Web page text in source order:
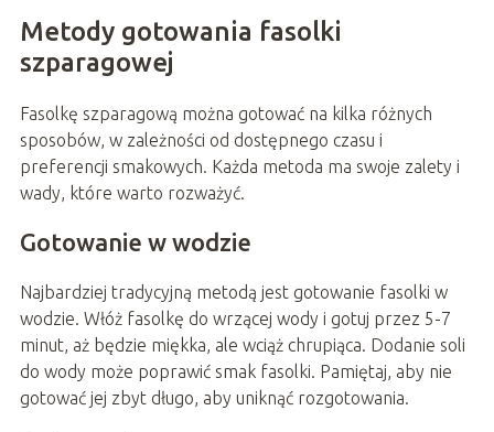
Metody gotowania fasolki
szparagowej
Fasolkę szparagową można gotować na kilka różnych
sposobów, w zależności od dostępnego czasu i
preferencji smakowych. Każda metoda ma swoje zalety i
wady, które warto rozważyć.
Gotowanie w wodzie
Najbardziej tradycyjną metodą jest gotowanie fasolki w
wodzie. Włóż fasolkę do wrzącej wody i gotuj przez 5-7
minut, aż będzie miękka, ale wciąż chrupiąca. Dodanie soli
do wody może poprawić smak fasolki. Pamiętaj, aby nie
gotować jej zbyt długo, aby uniknąć rozgotowania.